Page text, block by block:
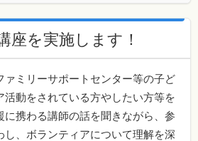
座を実施します！
ァミリーサポートセンター等の子ど
活動をされている方やしたい方等を
に携わる講師の話を聞きながら、参
し、ボランティアについて理解を深